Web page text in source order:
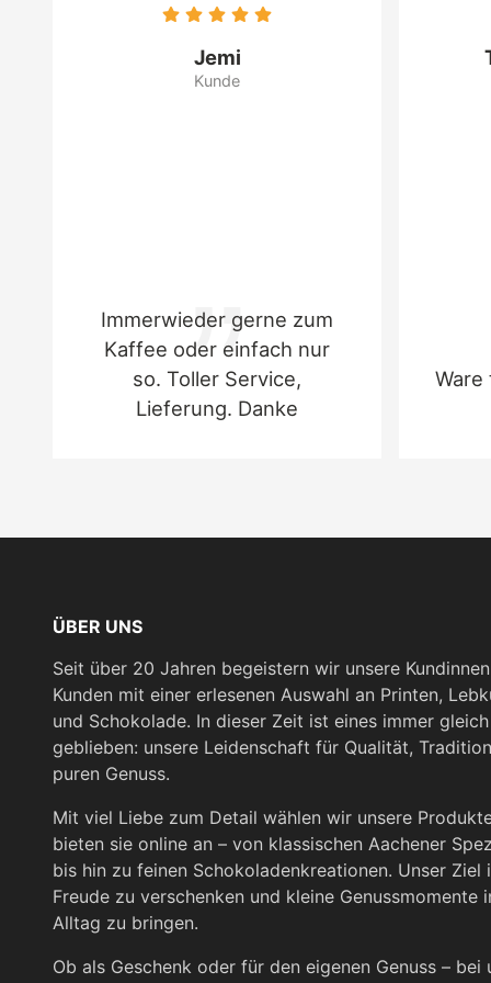
Jemi
Kunde
Immerwieder gerne zum
Kaffee oder einfach nur
so. Toller Service,
Lieferung. Danke
ÜBER UNS
Seit über 20 Jahren begeistern wir unsere
Kunden mit einer erlesenen Auswahl an Printen,
und Schokolade. In dieser Zeit ist eines immer gleich
geblieben: unsere Leidenschaft für Qualität,
puren Genuss.
Mit viel Liebe zum Detail wählen wir unsere
bieten sie online an – von klassischen Aachener
bis hin zu feinen Schokoladenkreationen. Unser Ziel
Freude zu verschenken und kleine Genussmomente
Alltag zu bringen.
Ob als Geschenk oder für den eigenen Genuss – bei